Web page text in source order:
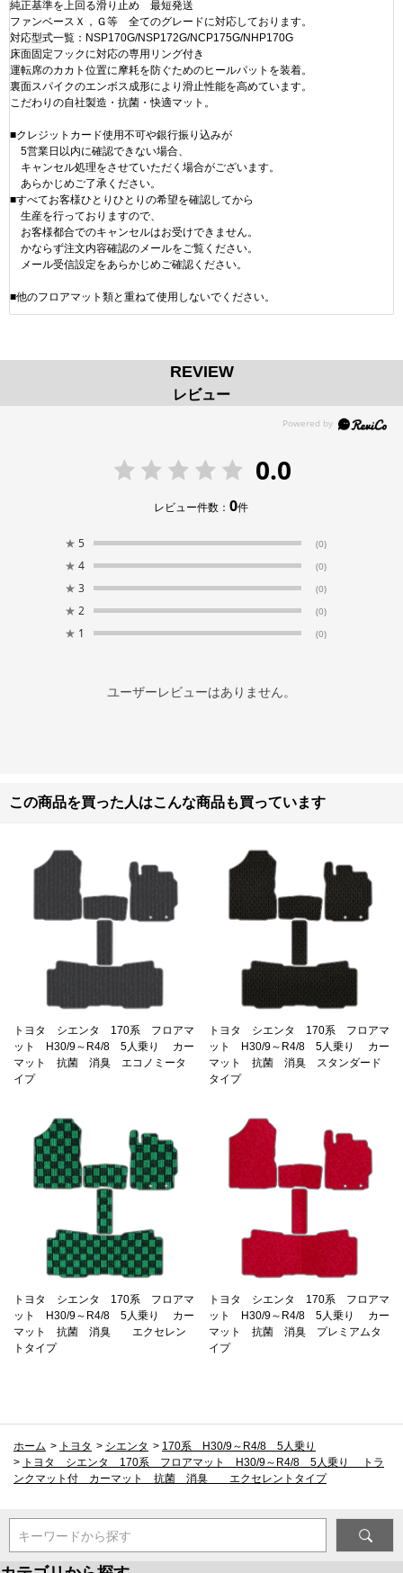
純正基準を上回る滑り止め 最短発送
ファンベースＸ，Ｇ等 全てのグレードに対応しております。
対応型式一覧：NSP170G/NSP172G/NCP175G/NHP170G
床面固定フックに対応の専用リング付き
運転席のカカト位置に摩耗を防ぐためのヒールパットを装着。
裏面スパイクのエンボス成形により滑止性能を高めています。
こだわりの自社製造・抗菌・快適マット。
■クレジットカード使用不可や銀行振り込みが
5営業日以内に確認できない場合、
キャンセル処理をさせていただく場合がございます。
あらかじめご了承ください。
■すべてお客様ひとりひとりの希望を確認してから
生産を行っておりますので、
お客様都合でのキャンセルはお受けできません。
かならず注文内容確認のメールをご覧ください。
メール受信設定をあらかじめご確認ください。
■他のフロアマット類と重ねて使用しないでください。
REVIEW
レビュー
0.0
レビュー件数：0件
★ 5 (0)
★ 4 (0)
★ 3 (0)
★ 2 (0)
★ 1 (0)
ユーザーレビューはありません。
この商品を買った人はこんな商品も買っています
トヨタ シエンタ 170系 フロアマ
ット H30/9～R4/8 5人乗り カー
マット 抗菌 消臭 エコノミータ
イプ
トヨタ シエンタ 170系 フロアマ
ット H30/9～R4/8 5人乗り カー
マット 抗菌 消臭 スタンダード
タイプ
トヨタ シエンタ 170系 フロアマ
ット H30/9～R4/8 5人乗り カー
マット 抗菌 消臭 エクセレン
トタイプ
トヨタ シエンタ 170系 フロアマ
ット H30/9～R4/8 5人乗り カー
マット 抗菌 消臭 プレミアムタ
イプ
ホーム > トヨタ > シエンタ > 170系 H30/9～R4/8 5人乗り
> トヨタ シエンタ 170系 フロアマット H30/9～R4/8 5人乗り トラ
ンクマット付 カーマット 抗菌 消臭 エクセレントタイプ
キーワードから探す